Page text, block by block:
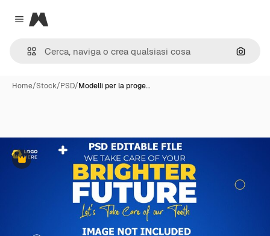
Close menu
Magnific
Cerca
Home/Stock/PSD/Modelli per la proge…
Premium